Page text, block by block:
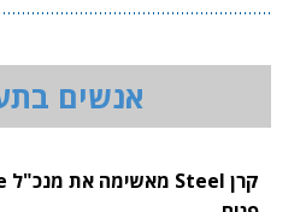
אנשים